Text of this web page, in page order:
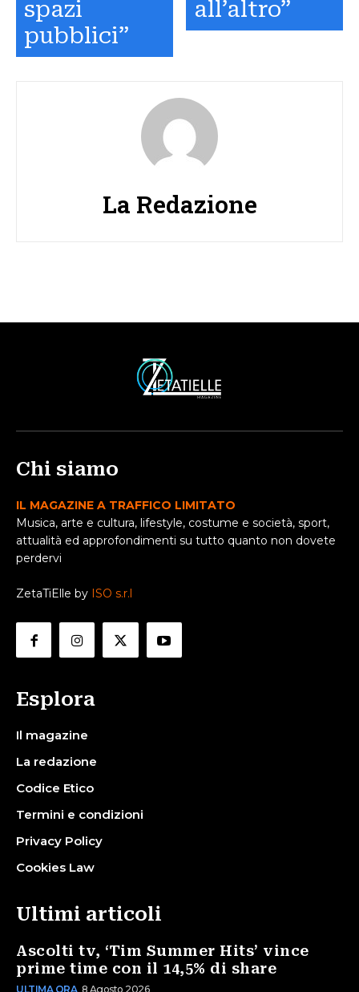
spazi
pubblici”
all’altro”
La Redazione
Chi siamo
IL MAGAZINE A TRAFFICO LIMITATO
Musica, arte e cultura, lifestyle, costume e società, sport,
attualità ed approfondimenti su tutto quanto non dovete
perdervi
ZetaTiElle by ISO s.r.l
Esplora
Il magazine
La redazione
Codice Etico
Termini e condizioni
Privacy Policy
Cookies Law
Ultimi articoli
Ascolti tv, ‘Tim Summer Hits’ vince
prime time con il 14,5% di share
ULTIMA ORA 8 Agosto 2026